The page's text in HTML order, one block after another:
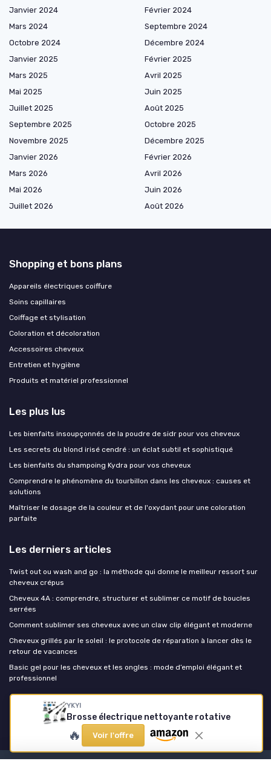
YKYI
Brosse électrique nettoyante rotative
🔥 Voir l'offre
Janvier 2024
Février 2024
Mars 2024
Septembre 2024
Octobre 2024
Décembre 2024
Janvier 2025
Février 2025
Mars 2025
Avril 2025
Mai 2025
Juin 2025
Juillet 2025
Août 2025
Septembre 2025
Octobre 2025
Novembre 2025
Décembre 2025
Janvier 2026
Février 2026
Mars 2026
Avril 2026
Mai 2026
Juin 2026
Juillet 2026
Août 2026
Shopping et bons plans
Appareils électriques coiffure
Soins capillaires
Coiffage et stylisation
Coloration et décoloration
Accessoires cheveux
Entretien et hygiène
Produits et matériel professionnel
Les plus lus
Les bienfaits insoupçonnés de la poudre de sidr pour vos cheveux
Les secrets du blond irisé cendré : un éclat subtil et sophistiqué
Les bienfaits du shampoing Kydra pour vos cheveux
Comprendre le phénomène du tourbillon dans les cheveux : causes et
solutions
Maîtriser le dosage de la couleur et de l'oxydant pour une coloration
parfaite
Les derniers articles
Twist out ou wash and go : la méthode qui donne le meilleur ressort sur
cheveux crépus
Cheveux 4A : comprendre, structurer et sublimer ce motif de boucles
serrées
Comment sublimer ses cheveux avec un claw clip élégant et moderne
Cheveux grillés par le soleil : le protocole de réparation à lancer dès le
retour de vacances
Basic gel pour les cheveux et les ongles : mode d’emploi élégant et
professionnel
Coupe de cheveux